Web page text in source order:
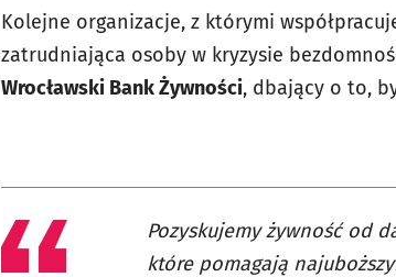
Kolejne organizacje, z którymi
zatrudniająca osoby w kryzysie
Wrocławski Bank Żywności, dbający o to,
Pozyskujemy żywność od
które pomagają